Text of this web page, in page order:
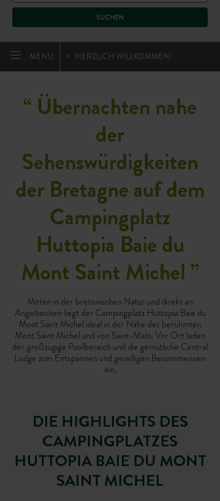
SUCHEN
MENU HERZLICH WILLKOMMEN!
“ Übernachten nahe
der
Sehenswürdigkeiten
der Bretagne auf dem
Campingplatz
Huttopia Baie du
Mont Saint Michel ”
Mitten in der bretonischen Natur und direkt an
Angelteichen liegt der Campingplatz Huttopia Baie du
Mont Saint Michel ideal in der Nähe des berühmten
Mont Saint Michel und von Saint-Malo. Vor Ort laden
der großzügige Poolbereich und die gemütliche Central
Lodge zum Entspannen und geselligen Beisammensein
ein.
DIE HIGHLIGHTS DES
CAMPINGPLATZES
HUTTOPIA BAIE DU MONT
SAINT MICHEL